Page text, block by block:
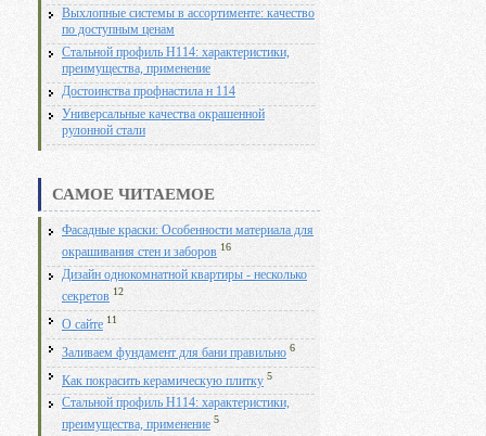
Выхлопные системы в ассортименте: качество
по доступным ценам
Стальной профиль Н114: характеристики,
преимущества, применение
Достоинства профнастила н 114
Универсальные качества окрашенной
рулонной стали
САМОЕ ЧИТАЕМОЕ
Фасадные краски: Особенности материала для
окрашивания стен и заборов 16
Дизайн однокомнатной квартиры - несколько
секретов 12
О сайте 11
Заливаем фундамент для бани правильно 6
Как покрасить керамическую плитку 5
Стальной профиль Н114: характеристики,
преимущества, применение 5